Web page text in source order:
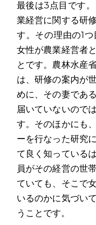
最後は3点目です
業経営に関する研
す。その理由の1つ
女性が農業経営者
とです。農林水産
は、研修の案内が
めに、その妻であ
届いていないので
す。そのほかにも
ーを行なった研究
て良く知っている
員がその経営の世
ていても、そこで
いるのかに気づい
うことです。